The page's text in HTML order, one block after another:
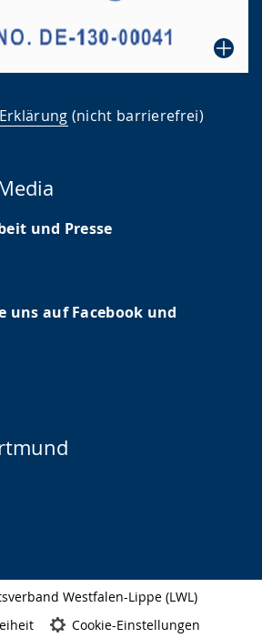
(nicht barrierefrei)
und Presse
uns auf Facebook und
Westfalen-Lippe (LWL)
Cookie-Einstellungen